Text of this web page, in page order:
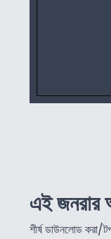
এই জনরার
শীর্ষ ডাউনলোড করা/